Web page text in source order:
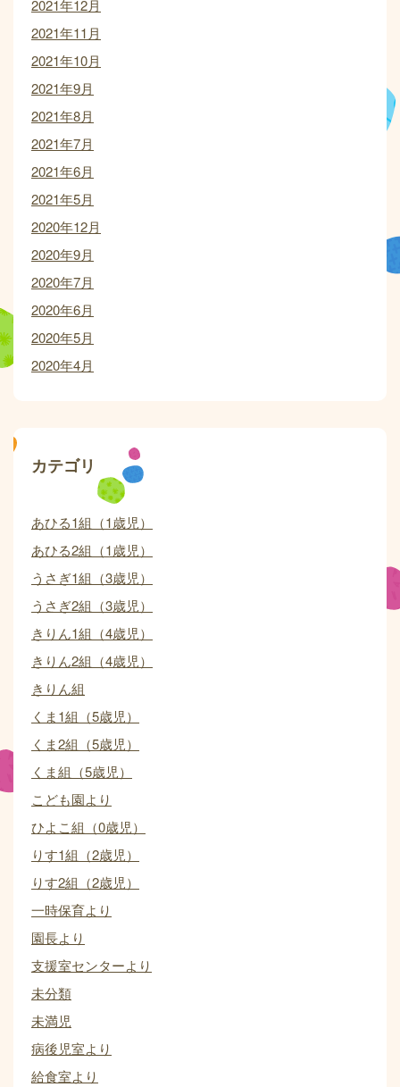
2021年12月
2021年11月
2021年10月
2021年9月
2021年8月
2021年7月
2021年6月
2021年5月
2020年12月
2020年9月
2020年7月
2020年6月
2020年5月
2020年4月
カテゴリ
あひる1組（1歳児）
あひる2組（1歳児）
うさぎ1組（3歳児）
うさぎ2組（3歳児）
きりん1組（4歳児）
きりん2組（4歳児）
きりん組
くま1組（5歳児）
くま2組（5歳児）
くま組（5歳児）
こども園より
ひよこ組（0歳児）
りす1組（2歳児）
りす2組（2歳児）
一時保育より
園長より
支援室センターより
未分類
未満児
病後児室より
給食室より